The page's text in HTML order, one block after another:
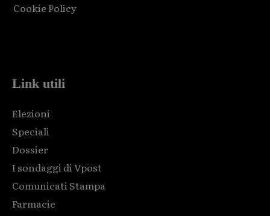
Cookie Policy
Link utili
Elezioni
Speciali
Dossier
I sondaggi di Vpost
Comunicati Stampa
Farmacie